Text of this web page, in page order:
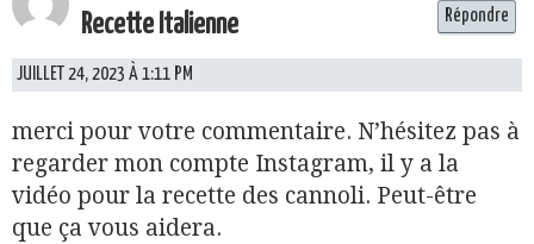
Recette Italienne
JUILLET 24, 2023 À 1:11 PM
merci pour votre commentaire. N’hésitez pas à
regarder mon compte Instagram, il y a la
vidéo pour la recette des cannoli. Peut-être
que ça vous aidera.
Répondre